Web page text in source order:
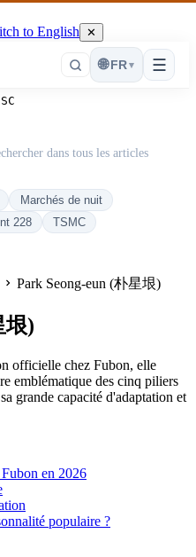
to English ✕
☰
🌐 FR ▾
dans tous les articles
Marchés de nuit
228
TSMC
Park Seong-eun (朴星垠)
垠)
officielle chez Fubon, elle
emblématique des cinq piliers
grande capacité d'adaptation et
en 2026
populaire ?